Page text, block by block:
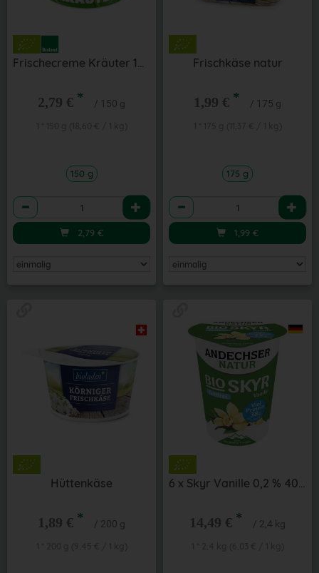
Frischecreme Kräuter 150 g
2,79 € * / 150 g
150 g
Anzahl
2,79 €
Frischkäse natur
1,99 € * / 175 g
175 g
Anzahl
1,99 €
Hüttenkäse
1,89 € * / 200 g
6 x Skyr Vanille 0,2 % 400 g
14,49 € * / 2,4 kg